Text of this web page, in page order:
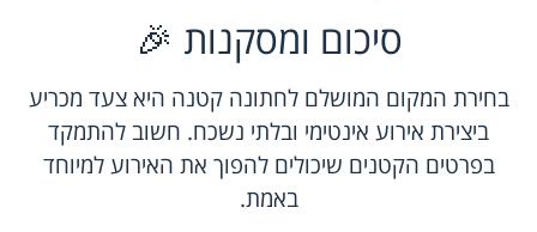
סיכום ומסקנות 🎉
בחירת המקום המושלם לחתונה קטנה היא צעד מכריע
ביצירת אירוע אינטימי ובלתי נשכח. חשוב להתמקד
בפרטים הקטנים שיכולים להפוך את האירוע למיוחד
באמת.